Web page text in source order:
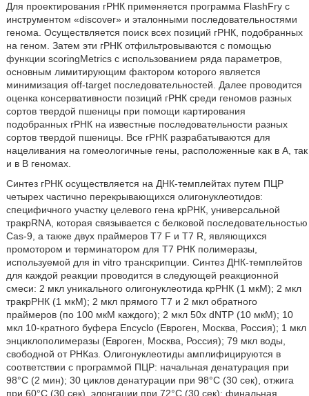
Для проектирования гРНК применяется программа FlashFry с
инструментом «discover» и эталонными последовательностями
генома. Осуществляется поиск всех позиций гРНК, подобранных
на геном. Затем эти гРНК отфильтровываются с помощью
функции scoringMetrics с использованием ряда параметров,
основным лимитирующим фактором которого является
минимизация off-target последовательностей. Далее проводится
оценка консервативности позиций гРНК среди геномов разных
сортов твердой пшеницы при помощи картирования
подобранных гРНК на известные последовательности разных
сортов твердой пшеницы. Все гРНК разрабатываются для
нацеливания на гомеологичные гены, расположенные как в А, так
и в В геномах.
Синтез гРНК осуществляется на ДНК-темплейтах путем ПЦР
четырех частично перекрывающихся олигонуклеотидов:
специфичного участку целевого гена крРНК, универсальной
тpaкpRNA, которая связывается с белковой последовательностью
Cas-9, а также двух праймеров Т7 F и Т7 R, являющихся
промотором и терминатором для Т7 РНК полимеразы,
используемой для in vitro транскрипции. Синтез ДНК-темплейтов
для каждой реакции проводится в следующей реакционной
смеси: 2 мкл уникального олигонуклеотида крРНК (1 мкМ); 2 мкл
тракрРНК (1 мкМ); 2 мкл прямого Т7 и 2 мкл обратного
праймеров (по 100 мкМ каждого); 2 мкл 50х dNTP (10 мкМ); 10
мкл 10-кратного буфера Encyclo (Евроген, Москва, Россия); 1 мкл
энциклополимеразы (Евроген, Москва, Россия); 79 мкл воды,
свободной от РНКаз. Олигонуклеотиды амплифицируются в
соответствии с программой ПЦР: начальная денатурация при
98°С (2 мин); 30 циклов денатурации при 98°С (30 сек), отжига
при 60°С (30 сек), элонгации при 72°С (30 сек); финальная